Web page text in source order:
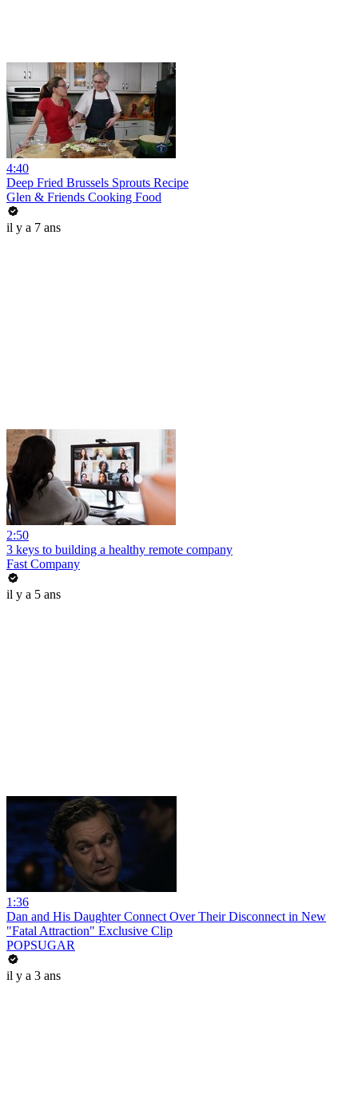
4:40
Deep Fried Brussels Sprouts Recipe
Glen & Friends Cooking Food
il y a 7 ans
2:50
3 keys to building a healthy remote company
Fast Company
il y a 5 ans
1:36
Dan and His Daughter Connect Over Their Disconnect in New
"Fatal Attraction" Exclusive Clip
POPSUGAR
il y a 3 ans